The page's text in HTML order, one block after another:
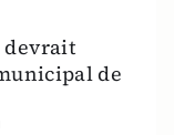
devrait
de